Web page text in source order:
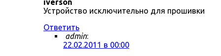
iverson
Устройство исключительно для прошивки
Ответить
admin:
22.02.2011 в 00:00